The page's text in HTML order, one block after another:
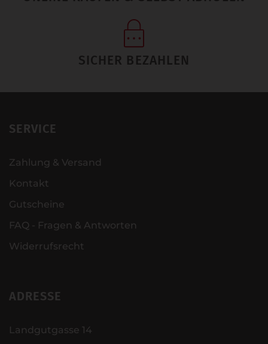
SICHER BEZAHLEN
SERVICE
Zahlung & Versand
Kontakt
Gutscheine
FAQ - Fragen & Antworten
Widerrufsrecht
ADRESSE
Landgutgasse 14